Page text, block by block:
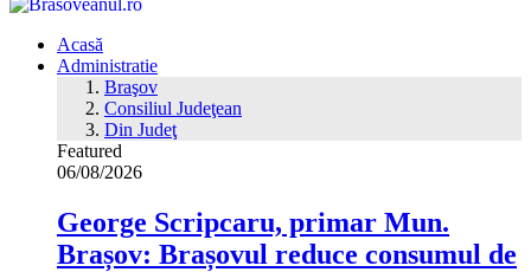
Acasă
Administratie
Braşov
Consiliul Judeţean
Din Judeţ
Featured
06/08/2026
George Scripcaru, primar Mun.
Brașov: Brașovul reduce consumul de